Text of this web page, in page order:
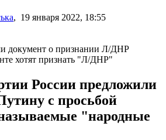
, 19 января 2022, 18:55
хотят признать "Л/ДНР"
России предложили
с просьбой
"народные